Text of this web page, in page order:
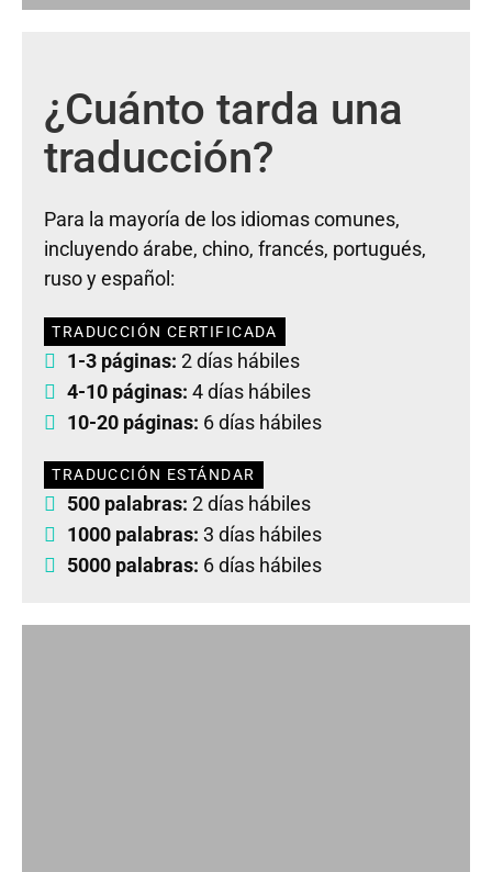
¿Cuánto tarda una
traducción?
Para la mayoría de los idiomas comunes,
incluyendo árabe, chino, francés, portugués,
ruso y español:
TRADUCCIÓN CERTIFICADA
1-3 páginas: 2 días hábiles
4-10 páginas: 4 días hábiles
10-20 páginas: 6 días hábiles
TRADUCCIÓN ESTÁNDAR
500 palabras: 2 días hábiles
1000 palabras: 3 días hábiles
5000 palabras: 6 días hábiles